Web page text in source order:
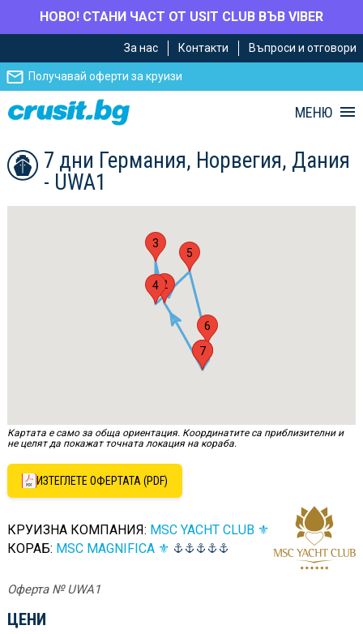
НОВО! СТАНИ ЧАСТ ОТ USIT CLUB ВЪВ VIBER
главното
съдържание
Навигацията
За нас Контакти Въпроси и отговори
Получавай оферти за круизи
МЕНЮ
7 дни Германия, Норвегия, Дания
- UWA1
1
2
3
4
5
6
7
Картата е само за обща ориентация. Координатите са приблизителни и
не целят да покажат точната локация на кораба.
ИЗТЕГЛЕТЕ ОФЕРТАТА (PDF)
КРУИЗНА КОМПАНИЯ: MSC YACHT CLUB ⚜
КОРАБ: MSC MAGNIFICA ⚜
Оферта № UWA1
ЦЕНИ